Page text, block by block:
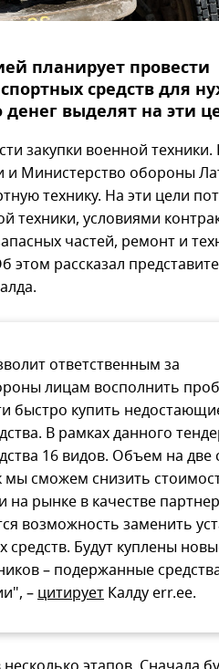
планирует провести
средств для
денег выделят на эти
закупки военной техники.
и Министерство обороны
технику. На эти цели
техники, условиями
частей, ремонт и
рассказал
ответственным за
лицам восполнить
быстро купить
В рамках данного
16 видов. Объем на две
мы сможем снизить
на рынке в качестве
возможность заменить
средств. Будут куплены
– подержанные
–цитирует Калду err.ee.